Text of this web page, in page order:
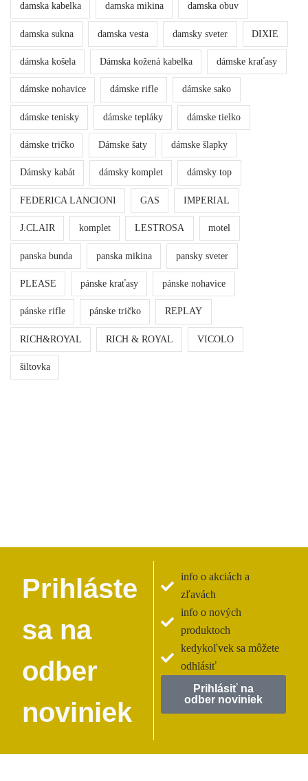
damska kabelka damska mikina damska obuv
damska sukna damska vesta damsky sveter DIXIE
dámska košela Dámska kožená kabelka dámske kraťasy
dámske nohavice dámske rifle dámske sako
dámske tenisky dámske tepláky dámske tielko
dámske tričko Dámske šaty dámske šlapky
Dámsky kabát dámsky komplet dámsky top
FEDERICA LANCIONI GAS IMPERIAL
J.CLAIR komplet LESTROSA motel
panska bunda panska mikina pansky sveter
PLEASE pánske kraťasy pánske nohavice
pánske rifle pánske tričko REPLAY
RICH&ROYAL RICH & ROYAL VICOLO
šiltovka
Prihláste
sa na
odber
noviniek
info o akciách a
zľavách
info o nových
produktoch
kedykoľvek sa môžete
odhlásiť
Prihlásiť na
odber noviniek